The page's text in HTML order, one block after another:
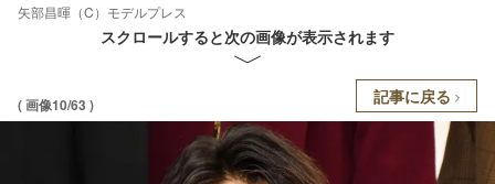
矢部昌暉（C）モデルプレス
スクロールすると次の画像が表示されます
( 画像10/63 ) 記事に戻る